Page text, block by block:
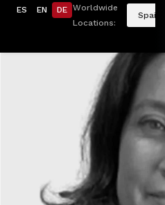
ES EN DE Worldwide
Locations:
Spain